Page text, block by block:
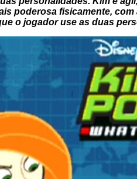
poderosa fisicamente,
o jogador use as duas